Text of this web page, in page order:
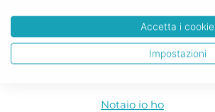
Come trovare il
notaio low cost
Notaio io ho
Accetta i cookie
Impostazioni